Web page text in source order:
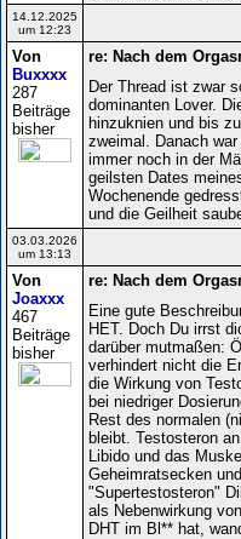
14.12.2025
um 12:23
Von
Buxxxx
287
Beiträge
bisher
re: Nach dem
Der Thread ist zwar
dominanten Lover.
hinzuknien und bis
zweimal. Danach
immer noch in der
geilsten Dates
Wochenende
und die Geilheit
03.03.2026
um 13:13
Von
Joaxxx
467
Beiträge
bisher
re: Nach dem
Eine gute
HET. Doch Du irrst
darüber mutmaßen:
verhindert nicht die
die Wirkung von
bei niedriger
Rest des normalen
bleibt. Testosteron
Libido und das
Geheimratsecken
"Supertestosteron"
als Nebenwirkung
DHT im Bl** hat,